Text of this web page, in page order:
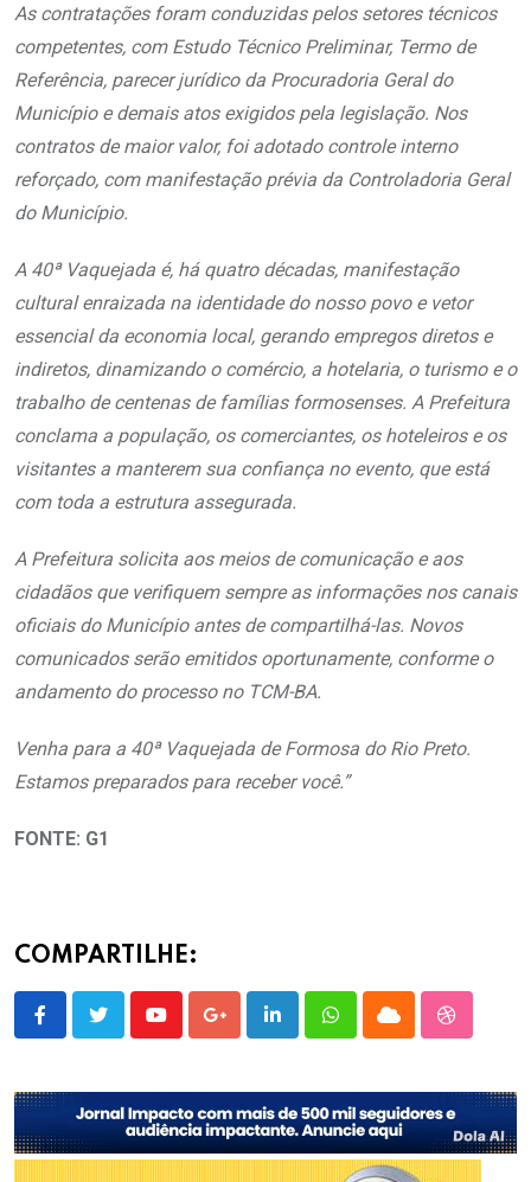
As contratações foram conduzidas pelos setores técnicos
competentes, com Estudo Técnico Preliminar, Termo de
Referência, parecer jurídico da Procuradoria Geral do
Município e demais atos exigidos pela legislação. Nos
contratos de maior valor, foi adotado controle interno
reforçado, com manifestação prévia da Controladoria Geral
do Município.
A 40ª Vaquejada é, há quatro décadas, manifestação
cultural enraizada na identidade do nosso povo e vetor
essencial da economia local, gerando empregos diretos e
indiretos, dinamizando o comércio, a hotelaria, o turismo e o
trabalho de centenas de famílias formosenses. A Prefeitura
conclama a população, os comerciantes, os hoteleiros e os
visitantes a manterem sua confiança no evento, que está
com toda a estrutura assegurada.
A Prefeitura solicita aos meios de comunicação e aos
cidadãos que verifiquem sempre as informações nos canais
oficiais do Município antes de compartilhá-las. Novos
comunicados serão emitidos oportunamente, conforme o
andamento do processo no TCM-BA.
Venha para a 40ª Vaquejada de Formosa do Rio Preto.
Estamos preparados para receber você.”
FONTE: G1
COMPARTILHE:
YoutubeGoogle+LinkedInWhatsappCloud